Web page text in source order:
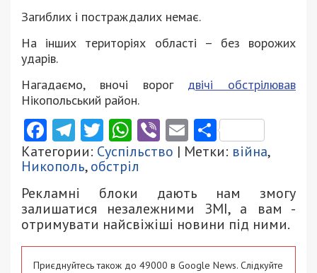
Загиблих і постраждалих немає.
На інших територіях області – без ворожих
ударів.
Нагадаємо, вночі ворог двічі обстрілював
Нікопольський район.
Facebook
Telegram
Twitter
WhatsApp
ViberEmail
Категории: Суспільство | Метки: війна,
Никополь,обстріл
Рекламні блоки дають нам змогу
залишатися незалежними ЗМІ, а вам -
отримувати найсвіжіші новини під ними.
Приєднуйтесь також до 49000 в Google News. Слідкуйте